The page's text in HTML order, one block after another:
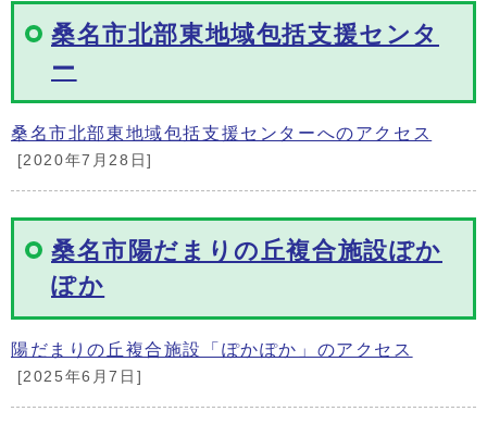
桑名市北部東地域包括支援センタ
ー
桑名市北部東地域包括支援センターへのアクセス
[2020年7月28日]
桑名市陽だまりの丘複合施設ぽか
ぽか
陽だまりの丘複合施設「ぽかぽか」のアクセス
[2025年6月7日]